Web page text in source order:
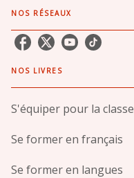
NOS RÉSEAUX
NOS LIVRES
S'équiper pour la classe
Se former en français
Se former en langues